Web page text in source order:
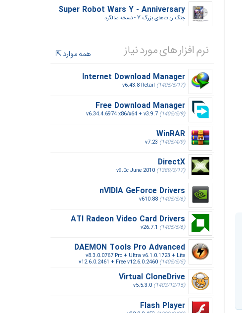
Super Robot Wars Y - Anniversary
جنگ ربات‌های بزرگ Y - نسخه سالگرد‎
نرم افزار های مورد نیاز
همه موارد
Internet Download Manager
v6.43.8 Retail (1405/5/17)
Free Download Manager
v6.34.4.6974 x86/x64 + v3.9.7 (1405/5/9)
WinRAR
v7.23 (1405/4/9)
DirectX
v9.0c June 2010 (1389/3/17)
nVIDIA GeForce Drivers
v610.88 (1405/5/6)
ATI Radeon Video Card Drivers
v26.7.1 (1405/5/6)
DAEMON Tools Pro Advanced
v8.3.0.0767 Pro + Ultra v6.1.0.1723 + Lite
v12.6.0.2461 + Free v12.6.0.2460 (1405/5/5)
Virtual CloneDrive
v5.5.3.0 (1403/12/15)
Flash Player